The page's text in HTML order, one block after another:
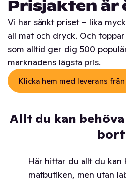
Prisjakten är
Vi har sänkt priset – lika
all mat och dryck. Och
som alltid ger dig 500
marknadens lägsta pris.
Klicka hem med leverans
Allt du kan
bort
Här hittar du allt du kan
matbutiken, men utan